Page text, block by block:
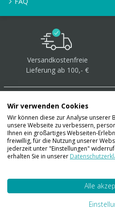
Versandkostenfreie
Lieferung ab 100,- €
Über 40.000 Artikel auf
Lager
Wir verwenden Cookies
Wir können diese zur Analyse unserer
unsere Webseite zu verbessern,
Ihnen ein großartiges Webseiten-
freiwillig, für die Nutzung unserer
jederzeit unter "Einstellungen"
erhalten Sie in unserer
Alle